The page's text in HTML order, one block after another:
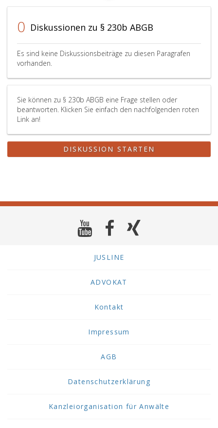
0 Diskussionen zu § 230b ABGB
Es sind keine Diskussionsbeiträge zu diesen Paragrafen
vorhanden.
Sie können zu § 230b ABGB eine Frage stellen oder
beantworten. Klicken Sie einfach den nachfolgenden roten
Link an!
DISKUSSION STARTEN
JUSLINE
ADVOKAT
Kontakt
Impressum
AGB
Datenschutzerklärung
Kanzleiorganisation für Anwälte